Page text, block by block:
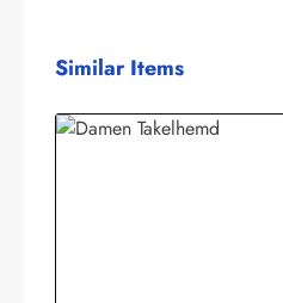
Produktgalerie überspringen
Similar Items